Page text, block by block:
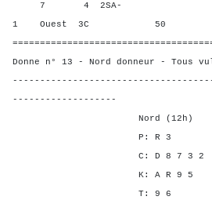
7 4 2SA-
1 Ouest 3C 50
Donne n° 13 - Nord donneur - Tous
-------------------
Nord (12h)
P: R
C: D 8 7
K: A R
T: 9